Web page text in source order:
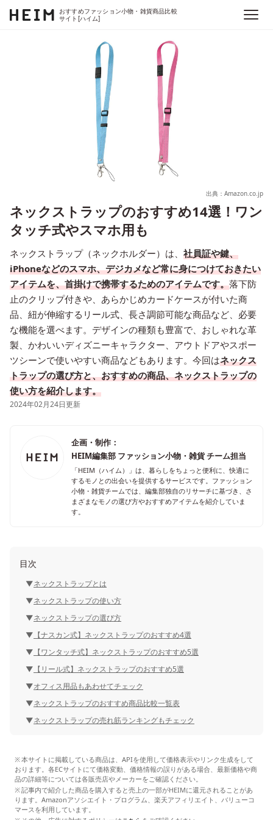
おすすめファッション小物・雑貨商品比較
サイト[ハイム]
出典：Amazon.co.jp
ネックストラップのおすすめ14選！ワン
タッチ式やスマホ用も
ネックストラップ（ネックホルダー）は、 社員証や鍵、
iPhoneなどのスマホ、デジカメなど常に身につけておきたい
アイテムを、首掛けで携帯するためのアイテムです。落下防
止のクリップ付きや、あらかじめカードケースが付いた商
品、紐が伸縮するリール式、長さ調節可能な商品など、必要
な機能を選べます。デザインの種類も豊富で、おしゃれな革
製、かわいいディズニーキャラクター、アウトドアやスポー
ツシーンで使いやすい商品などもあります。今回はネックス
トラップの選び方と、おすすめの商品、ネックストラップの
使い方を紹介します。
2024年02月24日更新
企画・制作：
HEIM編集部 ファッション小物・雑貨 チーム担当
「HEIM（ハイム）」は、暮らしをちょっと便利に、快適に
するモノとの出会いを提供するサービスです。ファッション
小物・雑貨チームでは、編集部独自のリサーチに基づき、さ
まざまなモノの選び方やおすすめアイテムを紹介していま
す。
目次
ネックストラップとは
ネックストラップの使い方
ネックストラップの選び方
【ナスカン式】ネックストラップのおすすめ4選
【ワンタッチ式】ネックストラップのおすすめ5選
【リール式】ネックストラップのおすすめ5選
オフィス用品もあわせてチェック
ネックストラップのおすすめ商品比較一覧表
ネックストラップの売れ筋ランキングもチェック
本サイトに掲載している商品は、APIを使用して価格表示やリンク生成をして
おります。各ECサイトにて価格変動、価格情報の誤りがある場合、最新価格や商
品の詳細等については各販売店やメーカーをご確認ください。
記事内で紹介した商品を購入すると売上の一部がHEIMに還元されることがあ
ります。Amazonアソシエイト・プログラム、楽天アフィリエイト、バリューコ
マースを利用しています。